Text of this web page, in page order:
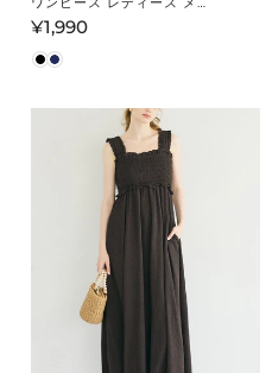
ル便不可【西山茉希様着用】
通
常
格
¥1,990